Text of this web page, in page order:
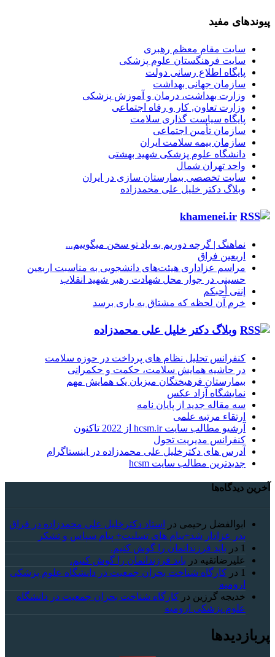
پیوندهای مفید
سایت مقام معظم رهبری
سایت فرهنگستان علوم پزشکی
پایگاه اطلاع رسانی دولت
سازمان جهانی بهداشت
وزارت بهداشت، درمان و آموزش پزشکی
وزارت تعاون, کار و رفاه اجتماعی
پایگاه سیاست گذاری سلامت
سازمان تأمین اجتماعی
سازمان بیمه سلامت ایران
دانشگاه علوم پزشکی شهید بهشتی
واحد تهران شمال
سایت تخصصی بیمارستان سازی در ایران
وبلاگ دکتر خلیل علی محمدزاده
khamenei.ir
نماهنگ |‌ گرچه دوریم به یاد تو سخن میگوییم...
اربعین فراق
مراسم عزاداری هیئت‌های دانشجویی به مناسبت اربعین
حسینی در جوار محل شهادت رهبر شهید انقلاب
إننی أحبکم
خرم آن لحظه که مشتاق به یاری برسد
وبلاگ دکتر خلیل علی محمدزاده
کنفرانس تحلیل نظام های پرداخت در حوزه سلامت
در حاشیه همایش سلامت، حکمت و حکمرانی
بیمارستان فرهیختگان میزبان یک همایش مهم
نمایشگاه آزاد عکس
سه مقاله جدید از پایان نامه
ارتقاء مرتبه علمی
آرشیو مطالب سایت hcsm.ir از 2022 تاکنون
کنفرانس مدیریت تحول
آدرس های دکترخلیل علی محمدزاده در اینستاگرام
جدیدترین مطالب سایت hcsm
آخرین دیدگاه‌ها
ابوالفضل رحیمی در
استاد دکترخلیل علی محمدزاده در فراق
پدر عزادار شد+پیام های تسلیت+ پیام سپاس و تشکر
1 در باید فرزندانمان را گوش کنیم.
علیرضاتقیه در باید فرزندانمان را گوش کنیم.
1 در کارگاه شناخت بحران جمعیت در دانشگاه علوم پزشکی
ارومیه
خديجه گرزین در کارگاه شناخت بحران جمعیت در دانشگاه
علوم پزشکی ارومیه
پربازدیدها